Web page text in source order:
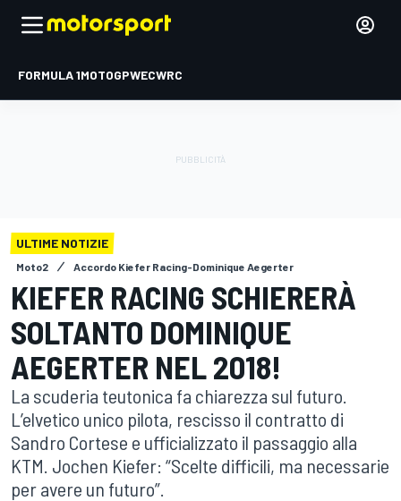
FORMULA 1MOTOGPWECWRC
ULTIME NOTIZIE
Moto2 Accordo Kiefer Racing-Dominique Aegerter
KIEFER RACING SCHIERERÀ
SOLTANTO DOMINIQUE
AEGERTER NEL 2018!
La scuderia teutonica fa chiarezza sul futuro.
L’elvetico unico pilota, rescisso il contratto di
Sandro Cortese e ufficializzato il passaggio alla
KTM. Jochen Kiefer: “Scelte difficili, ma necessarie
per avere un futuro”.